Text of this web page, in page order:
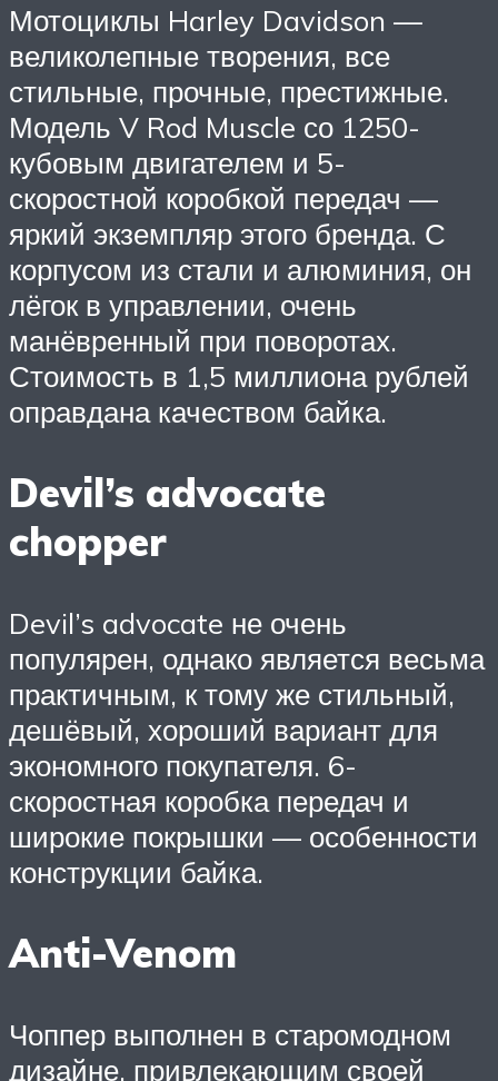
Мотоциклы Harley Davidson —
великолепные творения, все
стильные, прочные, престижные.
Модель V Rod Muscle со 1250-
кубовым двигателем и 5-
скоростной коробкой передач —
яркий экземпляр этого бренда. С
корпусом из стали и алюминия, он
лёгок в управлении, очень
манёвренный при поворотах.
Стоимость в 1,5 миллиона рублей
оправдана качеством байка.
Devil’s advocate
chopper
Devil’s advocate не очень
популярен, однако является весьма
практичным, к тому же стильный,
дешёвый, хороший вариант для
экономного покупателя. 6-
скоростная коробка передач и
широкие покрышки — особенности
конструкции байка.
Anti-Venom
Чоппер выполнен в старомодном
дизайне, привлекающим своей